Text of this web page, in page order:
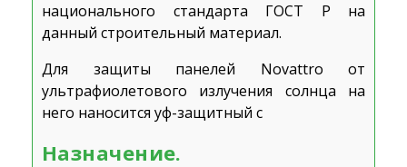
национального стандарта ГОСТ Р на
данный строительный материал.
Для защиты панелей Novattro от
ультрафиолетового излучения солнца на
него наносится уф-защитный с
Назначение.